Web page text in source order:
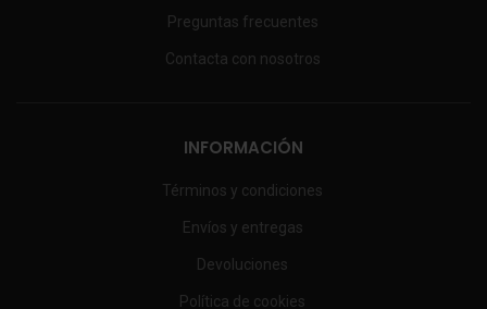
Preguntas frecuentes
Contacta con nosotros
INFORMACIÓN
Términos y condiciones
Envíos y entregas
Devoluciones
Política de cookies